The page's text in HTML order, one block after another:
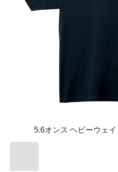
5.6オンス ヘビーウェ